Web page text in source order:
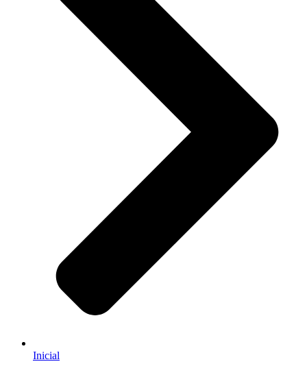
Inicial